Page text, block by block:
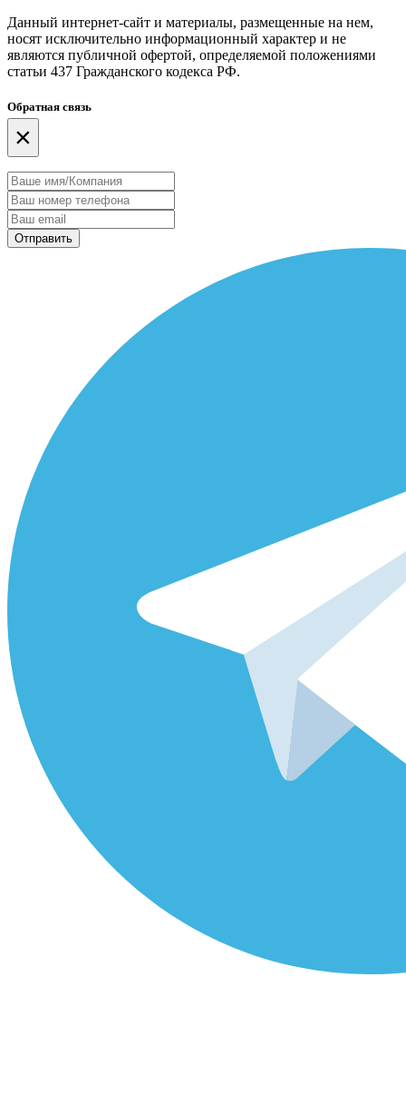
Данный интернет-сайт и материалы, размещенные на нем,
носят исключительно информационный характер и не
являются публичной офертой, определяемой положениями
статьи 437 Гражданского кодекса РФ.
Обратная связь
×
Отправить